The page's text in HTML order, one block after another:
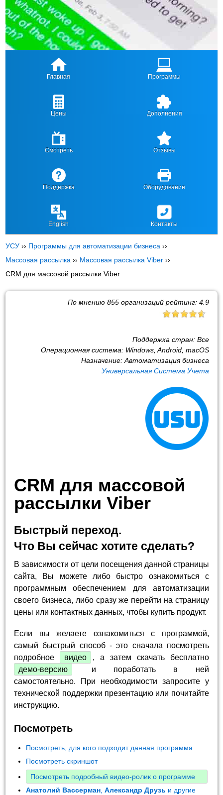
Главная Программы
Цены Дополнения
Смотреть Отзывы
Поддержка Оборудование
English Контакты
УСУ ›› Программы для автоматизации бизнеса ››
Массовая рассылка ›› Массовая рассылка Viber ››
CRM для массовой рассылки Viber
По мнению 855организаций рейтинг: 4.9
Поддержка стран: Все
Операционная система: Windows, Android, macOS
Назначение: Автоматизация бизнеса
Универсальная Система Учета
CRM для массовой
рассылки Viber
Быстрый переход.
Что Вы сейчас хотите сделать?
В зависимости от цели посещения данной страницы
сайта, Вы можете либо быстро ознакомиться с
программным обеспечением для автоматизации
своего бизнеса, либо сразу же перейти на страницу
цены или контактных данных, чтобы купить продукт.
Если вы желаете ознакомиться с программой,
самый быстрый способ - это сначала посмотреть
подробное
видео
, а затем скачать бесплатно
демо-версию
и поработать в ней
самостоятельно. При необходимости запросите у
технической поддержки презентацию или почитайте
инструкцию.
Посмотреть
Посмотреть, для кого подходит данная программа
Посмотреть скриншот
Посмотреть подробный видео-ролик о программе
Анатолий Вассерман ,Александр Друзь и другие